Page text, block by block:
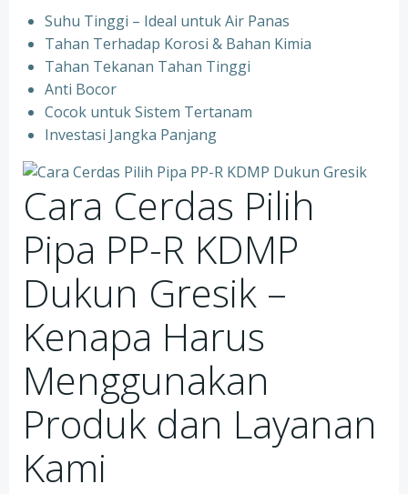
Suhu Tinggi – Ideal untuk Air Panas
Tahan Terhadap Korosi & Bahan Kimia
Tahan Tekanan Tahan Tinggi
Anti Bocor
Cocok untuk Sistem Tertanam
Investasi Jangka Panjang
Cara Cerdas Pilih
Pipa PP-R KDMP
Dukun Gresik –
Kenapa Harus
Menggunakan
Produk dan Layanan
Kami